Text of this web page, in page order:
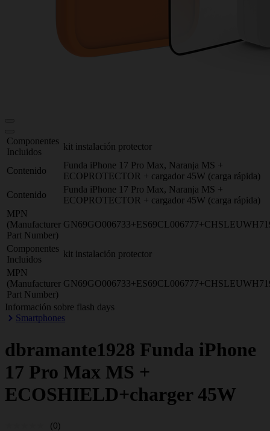
Componentes
Incluidos
kit instalación protector
Contenido
Funda iPhone 17 Pro Max, Naranja MS +
ECOPROTECTOR + cargador 45W (carga rápida)
Contenido
Funda iPhone 17 Pro Max, Naranja MS +
ECOPROTECTOR + cargador 45W (carga rápida)
MPN
(Manufacturer
Part Number)
Componentes
Incluidos
kit instalación protector
MPN
(Manufacturer
Part Number)
Información sobre flash days
Smartphones
dbramante1928 Funda iPhone
17 Pro Max MS +
ECOSHIELD+charger 45W
(0)